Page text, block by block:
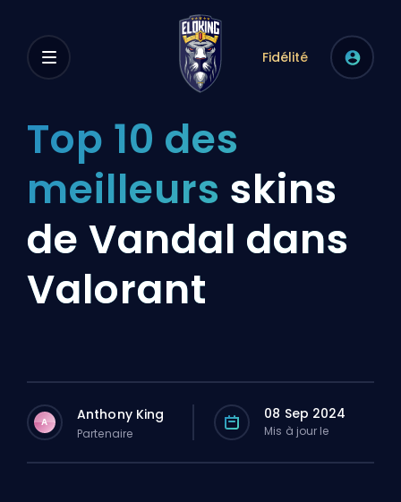
Fidélité
Top 10 des
meilleurs skins
de Vandal dans
Valorant
A Anthony King
Partenaire
08 Sep 2024
Mis à jour le